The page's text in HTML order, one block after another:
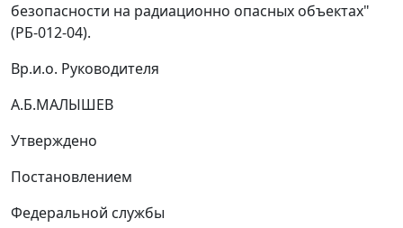
безопасности на радиационно опасных объектах"
(РБ-012-04).
Вр.и.о. Руководителя
А.Б.МАЛЫШЕВ
Утверждено
Постановлением
Федеральной службы